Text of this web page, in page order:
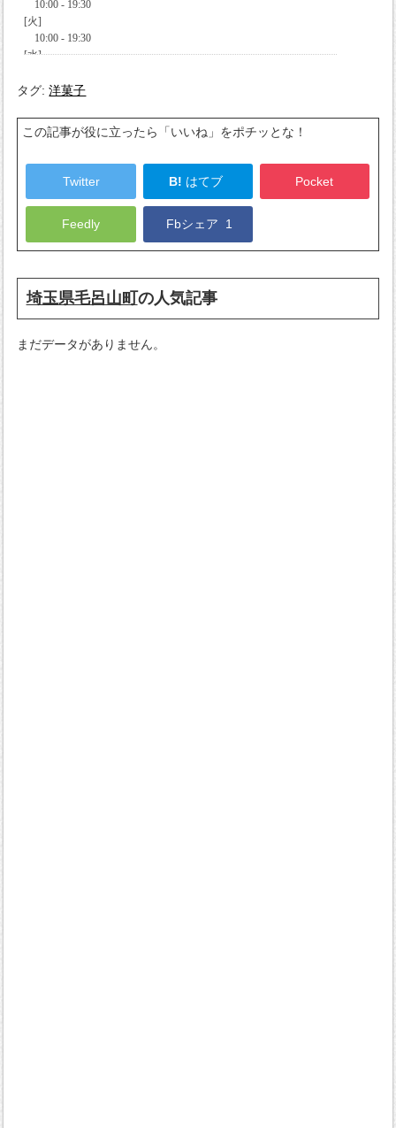
タグ:洋菓子
この記事が役に立ったら「いいね」をポチッとな！
Twitter B! はてブ Pocket
Feedly Fbシェア 1
埼玉県毛呂山町の人気記事
まだデータがありません。